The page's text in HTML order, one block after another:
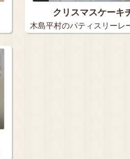
クリスマスケーキ
木島平村のパティスリーレ